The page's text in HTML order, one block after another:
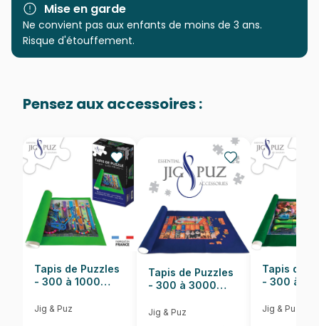
Catégorie
Puzzles - Affiches, Cinéma,
EAN 705988722028
Nombre de pièces 1000 pièces
Dimensions 48 x 67 cm
Mise en garde
Ne convient pas aux enfants de moins de 3 ans.
Risque d'étouffement.
Pensez aux accessoires :
Tapis de Puzzles
- 300 à 1000
Jig & Puz
Tapis de Puzzles
- 300 à 3000
Jig & Puz
Tapis de
- 300 à
Jig & Puz